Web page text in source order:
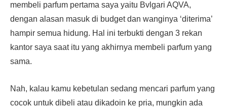
membeli parfum pertama saya yaitu Bvlgari AQVA,
dengan alasan masuk di budget dan wanginya ‘diterima’
hampir semua hidung. Hal ini terbukti dengan 3 rekan
kantor saya saat itu yang akhirnya membeli parfum yang
sama.
Nah, kalau kamu kebetulan sedang mencari parfum yang
cocok untuk dibeli atau dikadoin ke pria, mungkin ada